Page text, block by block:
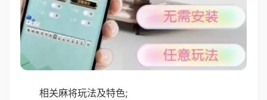
相关麻将玩法及特色;